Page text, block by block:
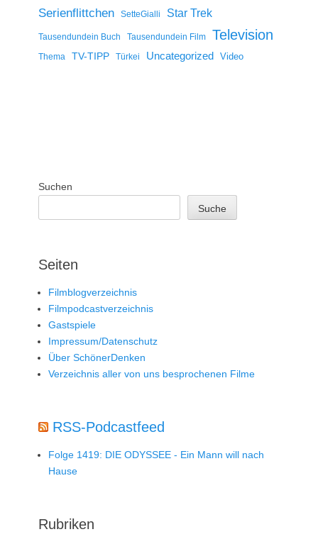
Serienflittchen SetteGialli Star Trek
Tausendundein Buch Tausendundein Film Television
Thema TV-TIPP Türkei Uncategorized Video
Suchen
Suche
Seiten
Filmblogverzeichnis
Filmpodcastverzeichnis
Gastspiele
Impressum/Datenschutz
Über SchönerDenken
Verzeichnis aller von uns besprochenen Filme
RSS-Podcastfeed
Folge 1419: DIE ODYSSEE - Ein Mann will nach
Hause
Rubriken